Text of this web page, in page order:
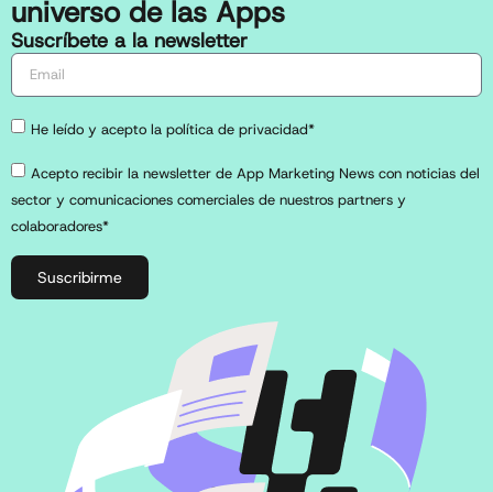
universo de las Apps
Suscríbete a la newsletter
He leído y acepto la política de privacidad*
Acepto recibir la newsletter de App Marketing News con noticias del
sector y comunicaciones comerciales de nuestros partners y
colaboradores*
Suscribirme